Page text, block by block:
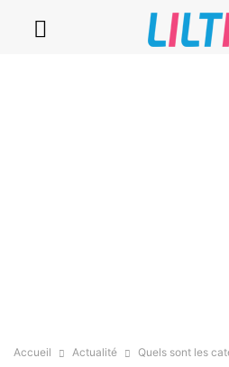
Accueil Actualité Quels sont les